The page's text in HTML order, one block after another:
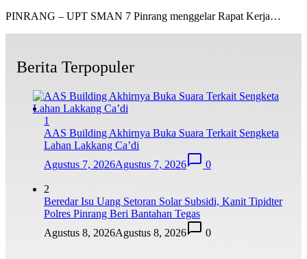
PINRANG – UPT SMAN 7 Pinrang menggelar Rapat Kerja…
Berita Terpopuler
1
AAS Building Akhirnya Buka Suara Terkait Sengketa
Lahan Lakkang Ca’di
Agustus 7, 2026Agustus 7, 2026 0
2
Beredar Isu Uang Setoran Solar Subsidi, Kanit Tipidter
Polres Pinrang Beri Bantahan Tegas
Agustus 8, 2026Agustus 8, 2026 0